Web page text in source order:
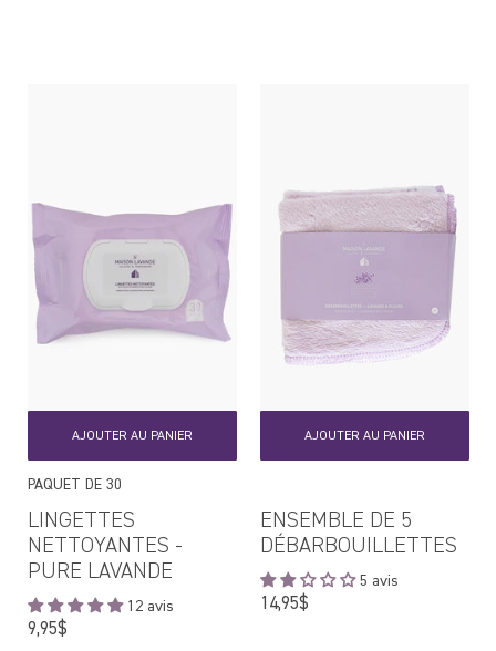
AJOUTER AU PANIER
PAQUET DE 30
LINGETTES
NETTOYANTES -
PURE LAVANDE
12 avis
9,95$Prix
AJOUTER AU PANIER
ENSEMBLE DE 5
DÉBARBOUILLETTES
5 avis
14,95$Prix